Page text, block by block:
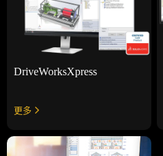
DriveWorksXpress
更多